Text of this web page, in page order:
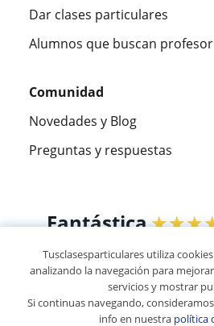
Dar clases particulares
Alumnos que buscan profesor
Comunidad
Novedades y Blog
Preguntas y respuestas
Fantástica
305915opiniones
© 2007 - 2026
Tusclasesparticulares utiliza
analizando la navegación para
servicios y mostrar
Si continuas navegando,
info en nuestra política